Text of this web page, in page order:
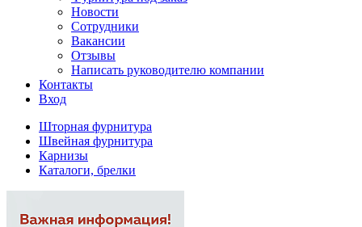
Новости
Сотрудники
Вакансии
Отзывы
Написать руководителю компании
Контакты
Вход
Шторная фурнитура
Швейная фурнитура
Карнизы
Каталоги, брелки